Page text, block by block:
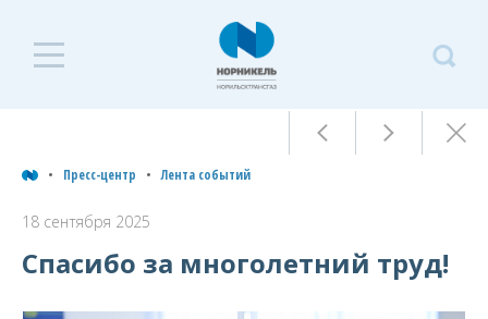
Пресс-центр Лента событий
18 сентября 2025
Спасибо за многолетний труд!